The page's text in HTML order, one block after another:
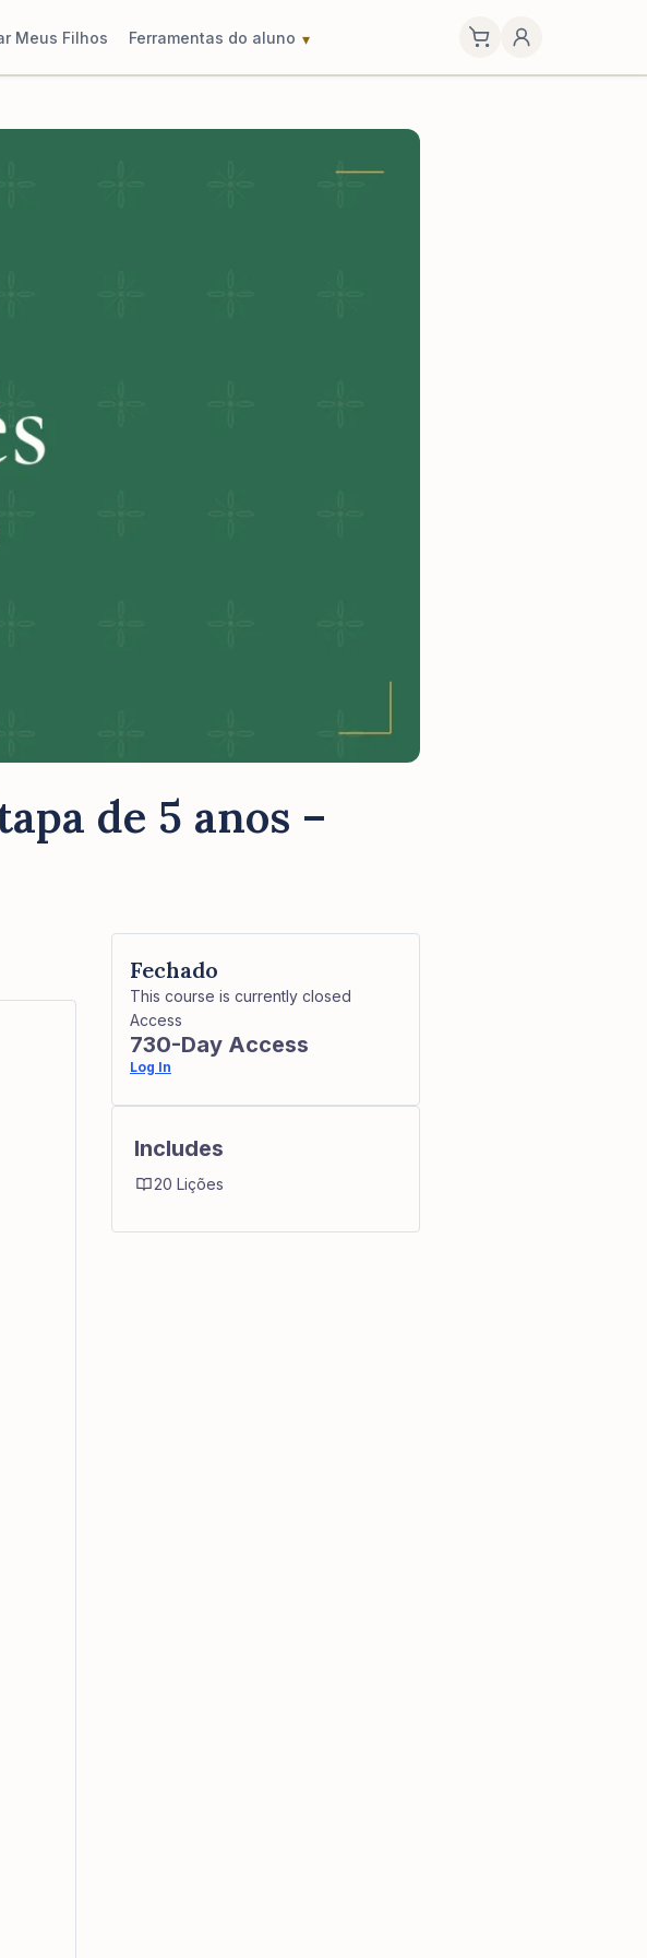
Meus Filhos Ferramentas do aluno
de 5 anos –
Fechado
This course is currently closed
Access
730-Day Access
Log In
Includes
20 Lições